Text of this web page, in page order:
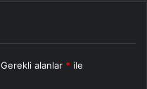
Gerekli alanlar * ile